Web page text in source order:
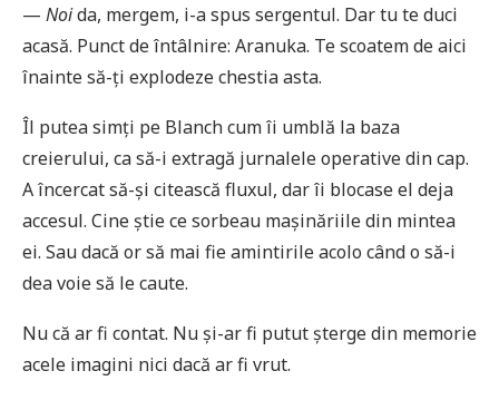
— Noida, mergem, i-a spus sergentul. Dar tu te duci
acasă. Punct de întâlnire: Aranuka. Te scoatem de aici
înainte să-ți explodeze chestia asta.
Îl putea simți pe Blanch cum îi umblă la baza
creierului, ca să-i extragă jurnalele operative din cap.
A încercat să-și citească fluxul, dar îi blocase el deja
accesul. Cine știe ce sorbeau mașinăriile din mintea
ei. Sau dacă or să mai fie amintirile acolo când o să-i
dea voie să le caute.
Nu că ar fi contat. Nu și-ar fi putut șterge din memorie
acele imagini nici dacă ar fi vrut.